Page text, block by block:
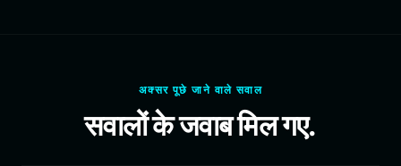
अक्सर पूछे जाने वाले सवाल
सवालों के जवाब मिल गए.